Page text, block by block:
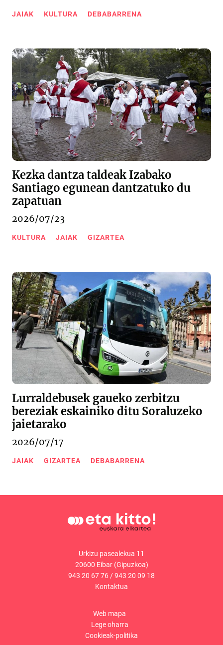
JAIAK KULTURA DEBABARRENA
Kezka dantza taldeak Izabako
Santiago egunean dantzatuko du
zapatuan
2026/07/23
KULTURA JAIAK GIZARTEA
Lurraldebusek gaueko zerbitzu
bereziak eskainiko ditu Soraluzeko
jaietarako
2026/07/17
JAIAK GIZARTEA DEBABARRENA
Urkizu pasealekua 11
20600 Eibar (Gipuzkoa)
943 20 67 76/943 20 09 18
Kontaktua
Web mapa
Lege oharra
Cookieak-politika